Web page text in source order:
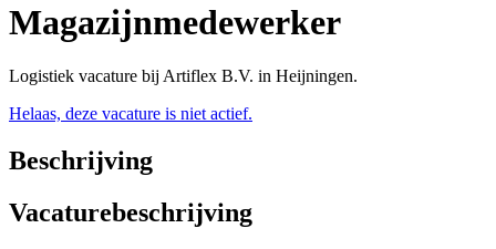
Magazijnmedewerker
Logistiek vacature bij Artiflex B.V. in Heijningen.
Helaas, deze vacature is niet actief.
Beschrijving
Vacaturebeschrijving